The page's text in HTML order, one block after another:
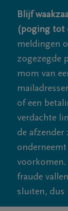
Blijf
(poging tot
meldingen
zogezegde
mom van
of een
verdachte
de
fraude
sluiten, dus